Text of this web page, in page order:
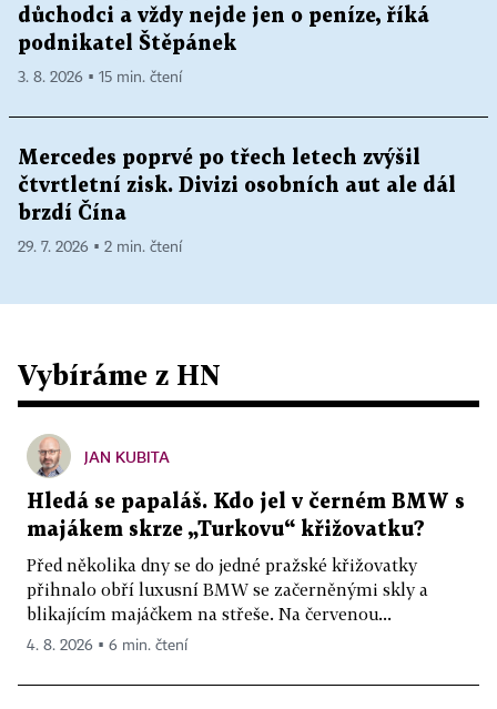
důchodci a vždy nejde jen o peníze, říká
podnikatel Štěpánek
3. 8. 2026 ▪ 15 min. čtení
Mercedes poprvé po třech letech zvýšil
čtvrtletní zisk. Divizi osobních aut ale dál
brzdí Čína
29. 7. 2026 ▪ 2 min. čtení
Vybíráme z HN
JAN KUBITA
Hledá se papaláš. Kdo jel v černém BMW s
majákem skrze „Turkovu“ křižovatku?
Před několika dny se do jedné pražské křižovatky
přihnalo obří luxusní BMW se začerněnými skly a
blikajícím majáčkem na střeše. Na červenou...
4. 8. 2026 ▪ 6 min. čtení